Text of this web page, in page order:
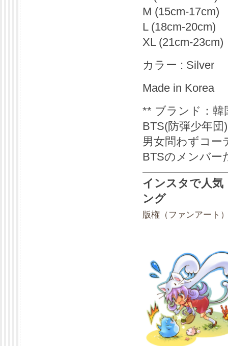
M (15cm-17cm)
L (18cm-20cm)
XL (21cm-23cm)
カラー : Silver
Made in Korea
** ブランド：韓
BTS(防弾少年
男女問わずコ
BTSのメンバー
インスタで人気
ング
版権（ファンアート